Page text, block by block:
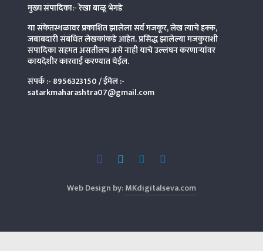
मुख्य संपादिका:- रेखा बाळू भेगडे
या संकेतस्थळावर प्रकाशित झालेला सर्व मजकूर, लेख त्याचे हक्क,
जबाबदारी संबंधित लेखकांकडे आहेत. प्रसिद्ध झालेल्या मजकुराशी
संपादिकासहमत असतीलच असे नाही याचे उल्लंघन करणाऱ्यांवर
कायदेशीर कारवाई करण्यात येईल.
संपर्क :- 8956323150/ ईमेल :-
satarkmaharashtra07@gmail.com
Web Design by:MKdigitalseva.com